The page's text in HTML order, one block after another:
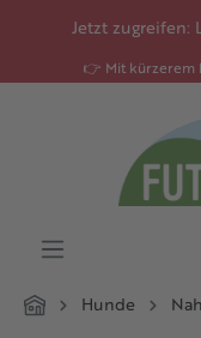
springenJetzt zugreifen:
👉 Mit kürzerem
Hunde